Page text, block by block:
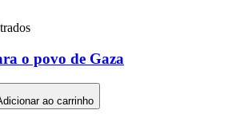
o povo de Gaza
ao carrinho